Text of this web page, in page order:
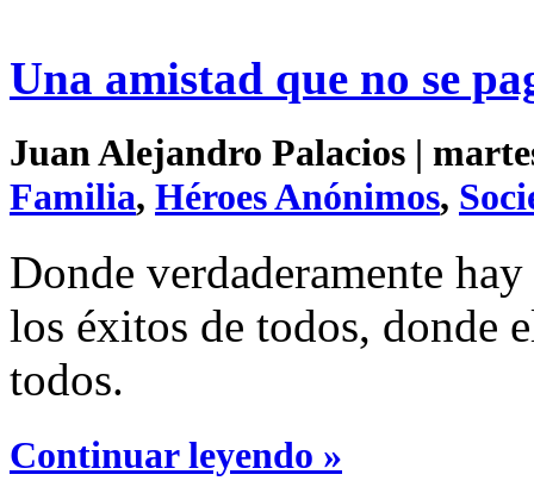
Una amistad que no se
Juan Alejandro Palacios |
Familia, Héroes Anónimos,
Donde verdaderamente
los éxitos de todos, donde
todos.
Continuar leyendo »